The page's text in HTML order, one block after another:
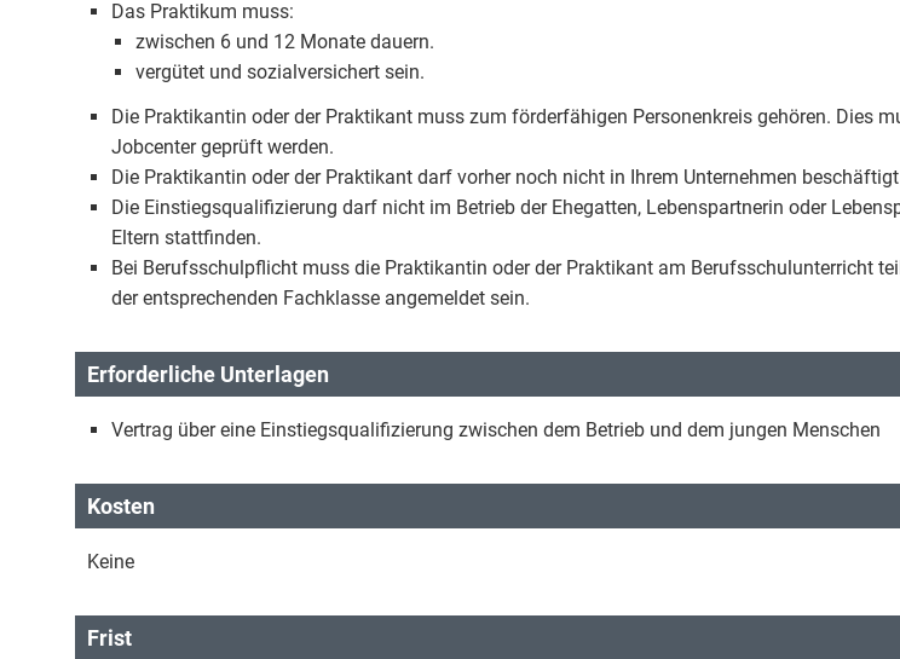
Das Praktikum muss:
zwischen 6 und 12 Monate dauern.
vergütet und sozialversichert sein.
Die Praktikantin oder der Praktikant muss zum förderfähigen Personenkreis gehören. Dies
Jobcenter geprüft werden.
Die Praktikantin oder der Praktikant darf vorher noch nicht in Ihrem Unternehmen
Die Einstiegsqualifizierung darf nicht im Betrieb der Ehegatten, Lebenspartnerin oder
Eltern stattfinden.
Bei Berufsschulpflicht muss die Praktikantin oder der Praktikant am Berufsschulunterricht
der entsprechenden Fachklasse angemeldet sein.
Erforderliche Unterlagen
Vertrag über eine Einstiegsqualifizierung zwischen dem Betrieb und dem jungen Menschen
Kosten
Keine
Frist